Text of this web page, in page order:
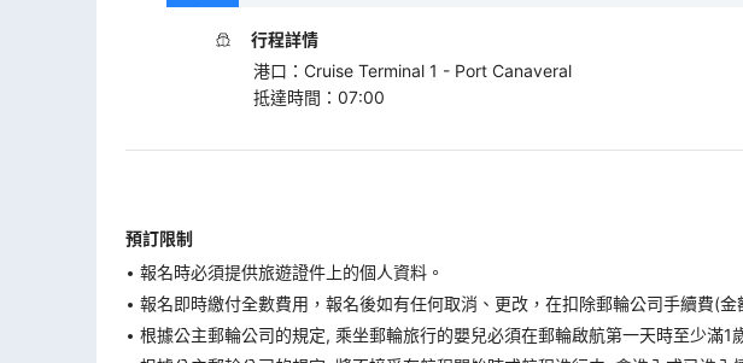
行程詳情
港口 ： Cruise Terminal 1 - Port Canaveral
抵達時間 ： 07:00
預訂限制
報名時必須提供旅遊證件上的個人資料。
報名即時繳付全數費用，報名後如有任何取消、更改，在扣除郵輪公司手續費(
根據公主郵輪公司的規定, 乘坐郵輪旅行的嬰兒必須在郵輪啟航第一天時至少滿1